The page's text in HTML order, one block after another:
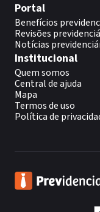
Portal
Benefícios
Revisões
Notícias
Institucional
Quem somos
Central de ajuda
Mapa
Termos de uso
Política de